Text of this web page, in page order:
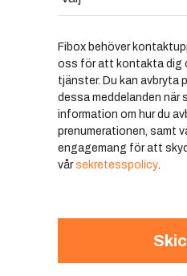
Fibox behöver
oss för att kontakta dig
tjänster. Du kan avbryta
dessa meddelanden när
information om hur du
prenumerationen, samt
engagemang för att
vårsekretesspolicy